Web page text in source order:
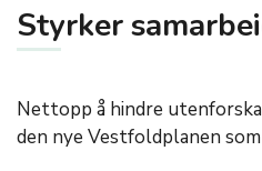
Styrker
Nettopp å hindre
den nye Vestfoldplanen